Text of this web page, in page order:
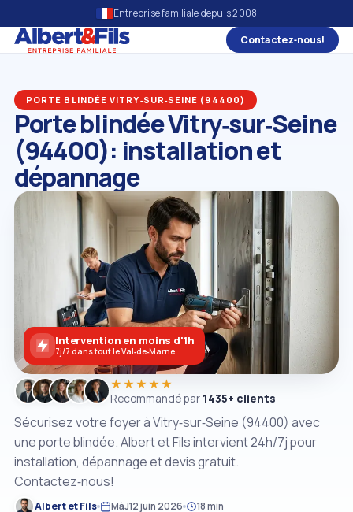
Entreprise familiale depuis 2008
Contactez‑nous!
PORTE BLINDÉE VITRY‑SUR‑SEINE (94400)
Porte blindée Vitry‑sur‑Seine
(94400): installation et
dépannage
Sécurisez votre foyer à Vitry‑sur‑Seine (94400) avec
une porte blindée. Albert et Fils intervient 24h/7j pour
installation, dépannage et devis gratuit.
Contactez‑nous!
Albert et Fils MàJ12 juin 2026 18 min
★★★★★
Recommandé par 1435+ clients
Intervention en moins d'1h
7j/7 dans tout le Val‑de‑Marne